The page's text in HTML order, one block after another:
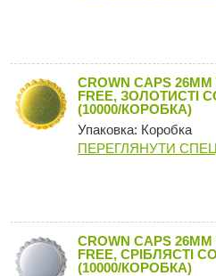
CROWN CAPS 26MM
FREE, ЗОЛОТИСТІ
(10000/КОРОБКА)
Упаковка: Коробка
ПЕРЕГЛЯНУТИ
CROWN CAPS 26MM
FREE, СРІБЛЯСТІ
(10000/КОРОБКА)